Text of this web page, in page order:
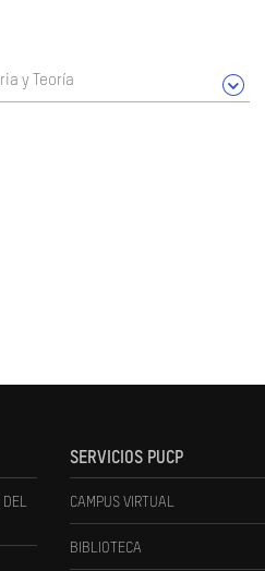
y Teoría
DEL
SERVICIOS PUCP
CAMPUS VIRTUAL
BIBLIOTECA